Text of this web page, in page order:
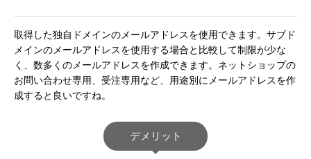
取得した独自ドメインのメールアドレスを使用できます。サブド
メインのメールアドレスを使用する場合と比較して制限が少な
く、数多くのメールアドレスを作成できます。ネットショップの
お問い合わせ専用、受注専用など、用途別にメールアドレスを作
成すると良いですね。
デメリット